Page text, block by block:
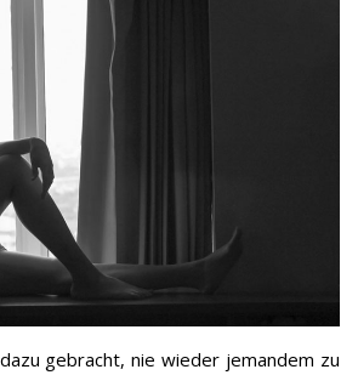
gebracht, nie wieder jemandem zu